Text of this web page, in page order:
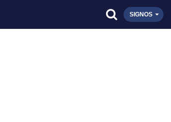
SIGNOS